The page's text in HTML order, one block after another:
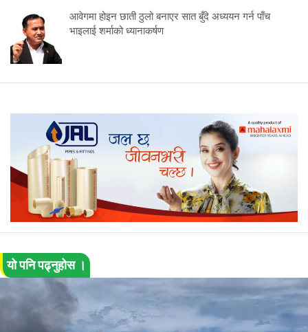
आवेगमा होइन छाती ठुलो बनाएर सात बुँदे अध्ययन गर्न पाँच
भाइलाई शर्माको ध्यानाकर्षण
यो पनि पढ्नुहोस ।